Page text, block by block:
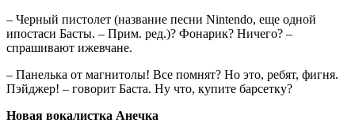
– Черный пистолет (название песни Nintendo, еще одной
ипостаси Басты. – Прим. ред.)? Фонарик? Ничего? –
спрашивают ижевчане.
– Панелька от магнитолы! Все помнят? Но это, ребят, фигня.
Пэйджер! – говорит Баста. Ну что, купите барсетку?
Новая вокалистка Анечка